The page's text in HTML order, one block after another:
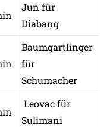
Jun für
Diabang
Baumgartlinger
für
Schumacher
Leovac für
Sulimani